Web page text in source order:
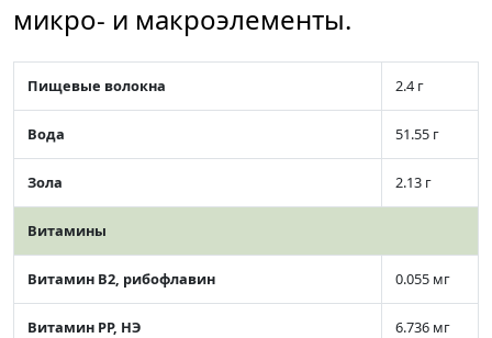
микро- и макроэлементы.
Пищевые волокна 2.4 г
Вода 51.55 г
Зола 2.13 г
Витамины
Витамин В2, рибофлавин 0.055 мг
Витамин РР, НЭ 6.736 мг